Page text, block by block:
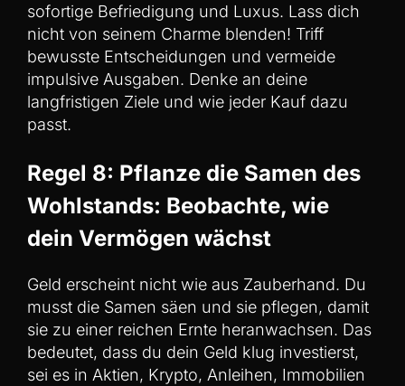
sofortige Befriedigung und Luxus. Lass dich
nicht von seinem Charme blenden! Triff
bewusste Entscheidungen und vermeide
impulsive Ausgaben. Denke an deine
langfristigen Ziele und wie jeder Kauf dazu
passt.
Regel 8: Pflanze die Samen des
Wohlstands: Beobachte, wie
dein Vermögen wächst
Geld erscheint nicht wie aus Zauberhand. Du
musst die Samen säen und sie pflegen, damit
sie zu einer reichen Ernte heranwachsen. Das
bedeutet, dass du dein Geld klug investierst,
sei es in Aktien, Krypto, Anleihen, Immobilien